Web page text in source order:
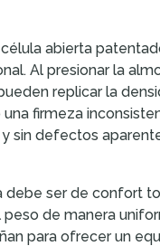
abierta
Al presionar la
replicar la
firmeza
sin defectos
debe ser de confort
de manera
para ofrecer un